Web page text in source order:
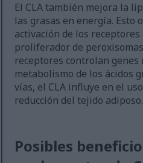
El CLA también mejora la
las grasas en energía. Esto
activación de los
proliferador de peroxisomas
receptores controlan genes
metabolismo de los ácidos
vías, el CLA influye en el
reducción del tejido adiposo.
Posibles